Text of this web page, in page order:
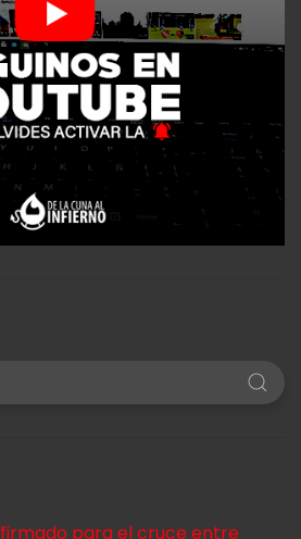
para el cruce entre